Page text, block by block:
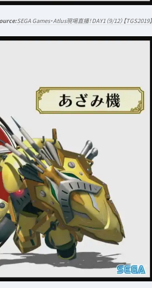
SEGA Games・Atlus現場直播！DAY1（9/12）【TGS2019】